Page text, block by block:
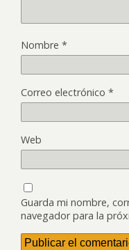
Nombre *
Correo electrónico *
Web
Guarda mi nombre,
navegador para la